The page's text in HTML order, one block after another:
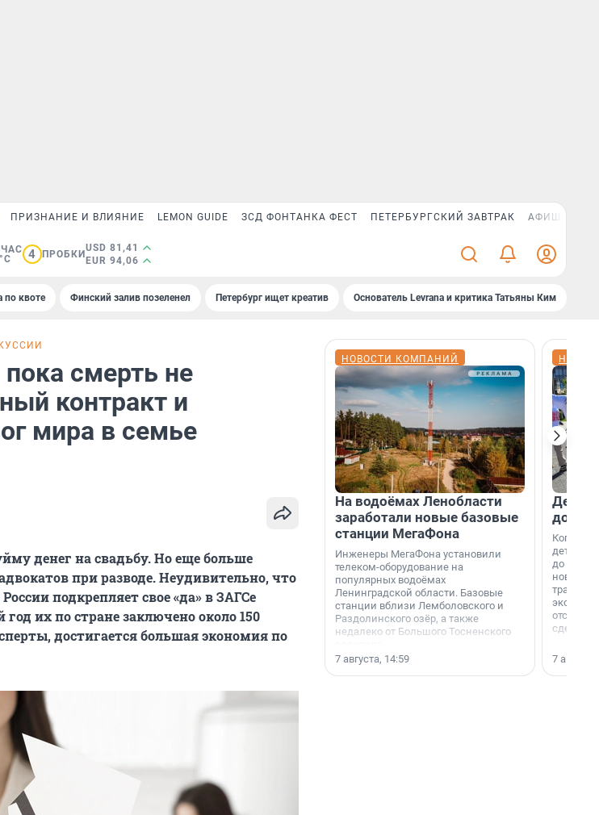
ПРИЗНАНИЕ И ВЛИЯНИЕ LEMON GUIDE ЗСД ФОНТАНКА ФЕСТ ПЕТЕРБУРГСКИЙ ЗАВТРАК АФИША PLUS
4 ПРОБКИ
USD 81,41
EUR 94,06
по квоте Финский залив позеленел Петербург ищет креатив Основатель Levrana и критика Татьяны Ким
пока смерть не
контракт и
мира в семье
денег на свадьбу. Но еще больше
при разводе. Неудивительно, что
подкрепляет свое «да» в ЗАГСе
их по стране заключено около 150
достигается большая экономия по
НОВОСТИ КОМПАНИЙ
На водоёмах Ленобласти
заработали новые базовые
станции МегаФона
Инженеры МегаФона установили
телеком-оборудование на
популярных водоёмах
Ленинградской области. Базовые
станции вблизи Лемболовского и
Раздолинского озёр, а также
недалеко от Большого Тосненского
7 августа, 14:59
Когда-
дети
до
новости
сделали
7